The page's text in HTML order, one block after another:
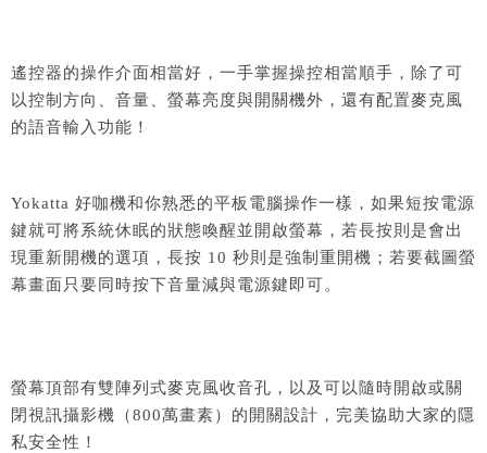
遙控器的操作介面相當好，一手掌握操控相當順手，除了可
以控制方向、音量、螢幕亮度與開關機外，還有配置麥克風
的語音輸入功能！
Yokatta 好咖機和你熟悉的平板電腦操作一樣，如果短按電源
鍵就可將系統休眠的狀態喚醒並開啟螢幕，若長按則是會出
現重新開機的選項，長按 10 秒則是強制重開機；若要截圖螢
幕畫面只要同時按下音量減與電源鍵即可。
螢幕頂部有雙陣列式麥克風收音孔，以及可以隨時開啟或關
閉視訊攝影機（800萬畫素）的開關設計，完美協助大家的隱
私安全性！